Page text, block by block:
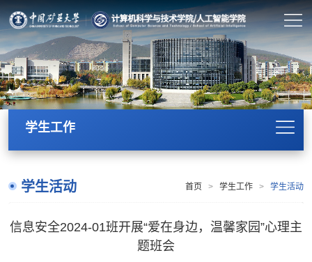
学生工作
学生活动 首页 > 学生工作 > 学生活动
信息安全2024-01班开展“爱在身边，温馨家园”心理主
题班会